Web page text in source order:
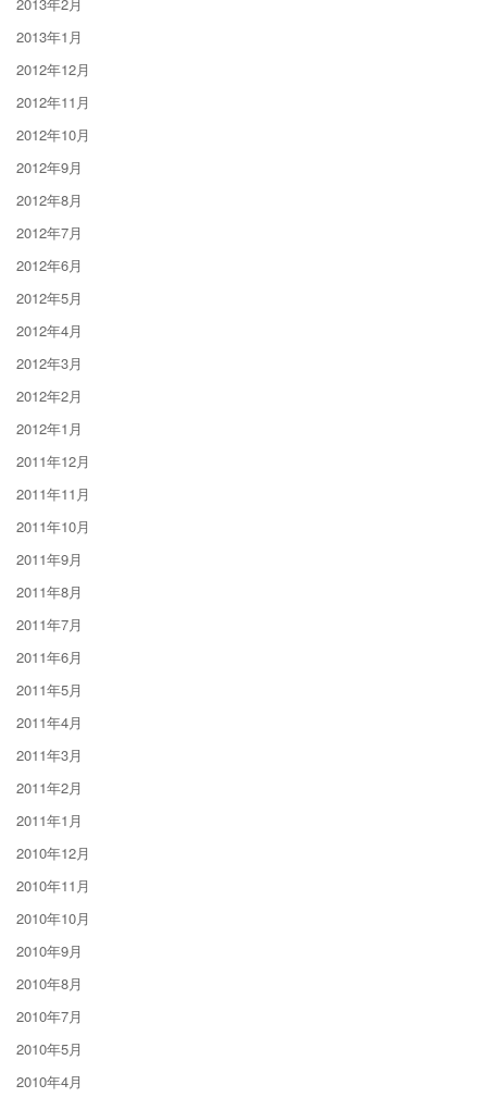
2013年1月
2012年12月
2012年11月
2012年10月
2012年9月
2012年8月
2012年7月
2012年6月
2012年5月
2012年4月
2012年3月
2012年2月
2012年1月
2011年12月
2011年11月
2011年10月
2011年9月
2011年8月
2011年7月
2011年6月
2011年5月
2011年4月
2011年3月
2011年2月
2011年1月
2010年12月
2010年11月
2010年10月
2010年9月
2010年8月
2010年7月
2010年5月
2010年4月